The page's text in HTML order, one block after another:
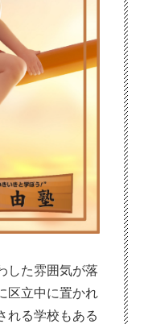
した雰囲気が落
区立中に置かれ
れる学校もある